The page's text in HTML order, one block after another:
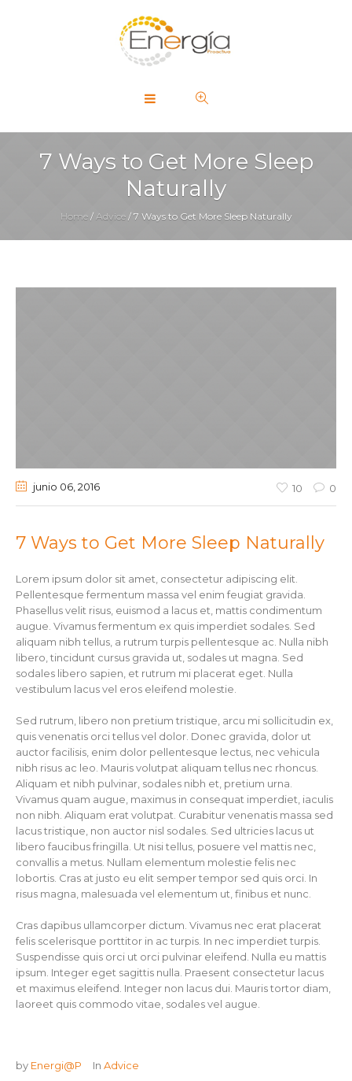
7 Ways to Get More Sleep
Naturally
Home / Advice / 7 Ways to Get More Sleep Naturally
junio 06 , 2016 10 0
7 Ways to Get More Sleep Naturally
Lorem ipsum dolor sit amet, consectetur adipiscing elit.
Pellentesque fermentum massa vel enim feugiat gravida.
Phasellus velit risus, euismod a lacus et, mattis condimentum
augue. Vivamus fermentum ex quis imperdiet sodales. Sed
aliquam nibh tellus, a rutrum turpis pellentesque ac. Nulla nibh
libero, tincidunt cursus gravida ut, sodales ut magna. Sed
sodales libero sapien, et rutrum mi placerat eget. Nulla
vestibulum lacus vel eros eleifend molestie.
Sed rutrum, libero non pretium tristique, arcu mi sollicitudin ex,
quis venenatis orci tellus vel dolor. Donec gravida, dolor ut
auctor facilisis, enim dolor pellentesque lectus, nec vehicula
nibh risus ac leo. Mauris volutpat aliquam tellus nec rhoncus.
Aliquam et nibh pulvinar, sodales nibh et, pretium urna.
Vivamus quam augue, maximus in consequat imperdiet, iaculis
non nibh. Aliquam erat volutpat. Curabitur venenatis massa sed
lacus tristique, non auctor nisl sodales. Sed ultricies lacus ut
libero faucibus fringilla. Ut nisi tellus, posuere vel mattis nec,
convallis a metus. Nullam elementum molestie felis nec
lobortis. Cras at justo eu elit semper tempor sed quis orci. In
risus magna, malesuada vel elementum ut, finibus et nunc.
Cras dapibus ullamcorper dictum. Vivamus nec erat placerat
felis scelerisque porttitor in ac turpis. In nec imperdiet turpis.
Suspendisse quis orci ut orci pulvinar eleifend. Nulla eu mattis
ipsum. Integer eget sagittis nulla. Praesent consectetur lacus
et maximus eleifend. Integer non lacus dui. Mauris tortor diam,
laoreet quis commodo vitae, sodales vel augue.
by Energi@P In Advice